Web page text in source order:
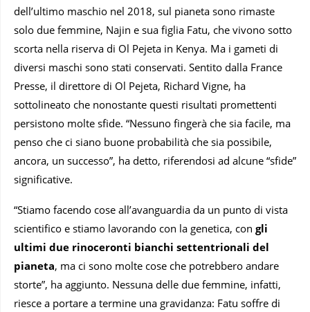
dell’ultimo maschio nel 2018, sul pianeta sono rimaste
solo due femmine, Najin e sua figlia Fatu, che vivono sotto
scorta nella riserva di Ol Pejeta in Kenya. Ma i gameti di
diversi maschi sono stati conservati. Sentito dalla France
Presse, il direttore di Ol Pejeta, Richard Vigne, ha
sottolineato che nonostante questi risultati promettenti
persistono molte sfide. “Nessuno fingerà che sia facile, ma
penso che ci siano buone probabilità che sia possibile,
ancora, un successo”, ha detto, riferendosi ad alcune “sfide”
significative.
“Stiamo facendo cose all’avanguardia da un punto di vista
scientifico e stiamo lavorando con la genetica, con gli
ultimi due rinoceronti bianchi settentrionali del
pianeta, ma ci sono molte cose che potrebbero andare
storte”, ha aggiunto. Nessuna delle due femmine, infatti,
riesce a portare a termine una gravidanza: Fatu soffre di